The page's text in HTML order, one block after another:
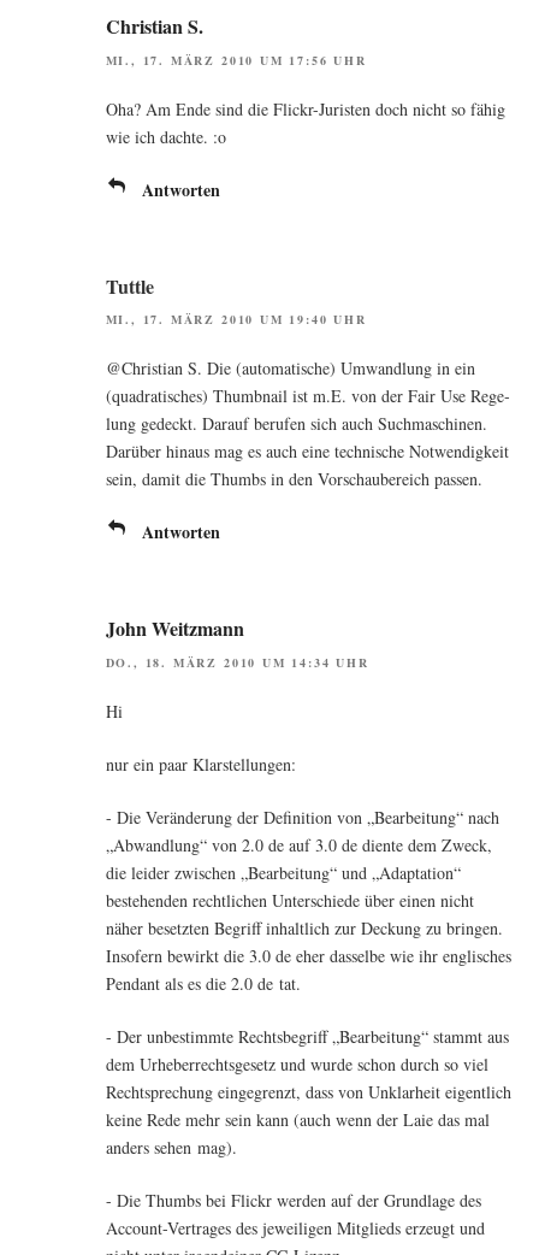
Christian S.
MI., 17. MÄRZ 2010 UM 17:56 UHR
Oha? Am Ende sind die Flickr-Juris­ten doch nicht so fähig
wie ich dach­te. :o
Antworten
Tuttle
MI., 17. MÄRZ 2010 UM 19:40 UHR
@Christian S. Die (auto­ma­ti­sche) Umwand­lung in ein
(qua­dra­ti­sches) Thumb­nail ist m.E. von der Fair Use Rege­
lung gedeckt. Dar­auf beru­fen sich auch Such­ma­schi­nen.
Dar­über hin­aus mag es auch eine tech­ni­sche Not­wen­dig­keit
sein, damit die Thumbs in den Vor­schau­be­reich passen.
Antworten
John Weitzmann
DO., 18. MÄRZ 2010 UM 14:34 UHR
Hi
nur ein paar Klarstellungen:
- Die Ver­än­de­rung der Defi­ni­ti­on von „Bear­bei­tung“ nach
„Abwand­lung“ von 2.0 de auf 3.0 de dien­te dem Zweck,
die lei­der zwi­schen „Bear­bei­tung“ und „Adapt­a­ti­on“
bestehen­den recht­li­chen Unter­schie­de über einen nicht
näher besetz­ten Begriff inhalt­lich zur Deckung zu brin­gen.
Inso­fern bewirkt die 3.0 de eher das­sel­be wie ihr eng­li­sches
Pen­dant als es die 2.0 de tat.
- Der unbe­stimm­te Rechts­be­griff „Bear­bei­tung“ stammt aus
dem Urhe­ber­rechts­ge­setz und wur­de schon durch so viel
Recht­spre­chung ein­ge­grenzt, dass von Unklar­heit eigent­lich
kei­ne Rede mehr sein kann (auch wenn der Laie das mal
anders sehen mag).
- Die Thumbs bei Flickr wer­den auf der Grund­la­ge des
Account-Ver­tra­ges des jewei­li­gen Mit­glieds erzeugt und